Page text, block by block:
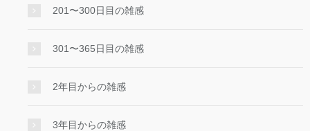
201〜300日目の雑感
301〜365日目の雑感
2年目からの雑感
3年目からの雑感